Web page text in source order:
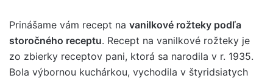
Prinášame vám recept na vanilkové rožteky podľa
storočného receptu. Recept na vanilkové rožteky je
zo zbierky receptov pani, ktorá sa narodila v r. 1935.
Bola výbornou kuchárkou, vychodila v štyridsiatych